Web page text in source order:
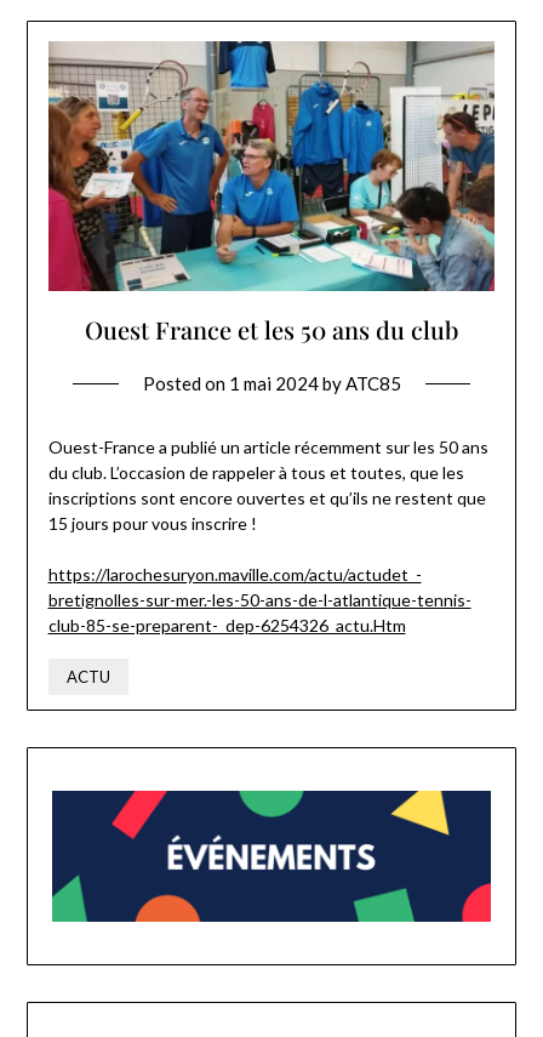
Ouest France et les 50 ans du club
Posted on 1 mai 2024byATC85
Ouest-France a publié un article récemment sur les 50 ans
du club. L’occasion de rappeler à tous et toutes, que les
inscriptions sont encore ouvertes et qu’ils ne restent que
15 jours pour vous inscrire !
https://larochesuryon.maville.com/actu/actudet_-
bretignolles-sur-mer.-les-50-ans-de-l-atlantique-tennis-
club-85-se-preparent-_dep-6254326_actu.Htm
ACTU